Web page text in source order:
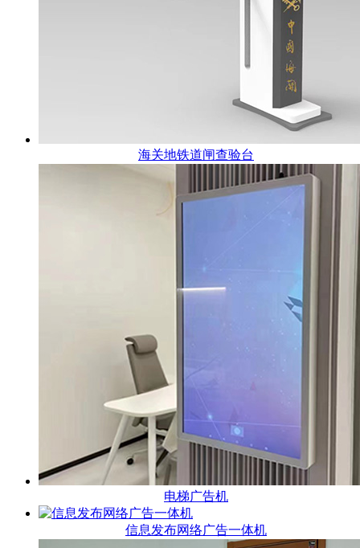
海关地铁道闸查验台
电梯广告机
信息发布网络广告一体机